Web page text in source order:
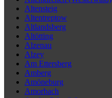
Altensteig
Altentreptow
Altlandsberg
Altötting
Alzenau
Alzey
Am Ettersberg
Amberg
Amöneburg
Amorbach